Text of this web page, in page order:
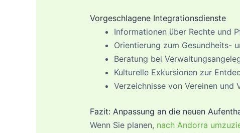
Vorgeschlagene Integrationsdienste
Informationen über Rechte und
Orientierung zum Gesundheits-
Beratung bei
Kulturelle Exkursionen zur
Verzeichnisse von Vereinen und
Fazit: Anpassung an die neuen
Wenn Sie planen, nach Andorra